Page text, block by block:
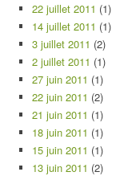
22 juillet 2011 (1)
14 juillet 2011 (1)
3 juillet 2011 (2)
2 juillet 2011 (1)
27 juin 2011 (1)
22 juin 2011 (2)
21 juin 2011 (1)
18 juin 2011 (1)
15 juin 2011 (1)
13 juin 2011 (2)